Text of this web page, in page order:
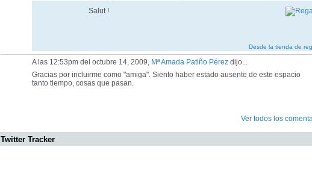
Salut !
Desde la tienda de
A las 12:53pm del octubre 14, 2009, Mª Amada Patiño Pérez dijo...
Gracias por incluirme como "amiga". Siento haber estado ausente de este espacio
tanto tiempo, cosas que pasan.
Ver todos los
Twitter Tracker